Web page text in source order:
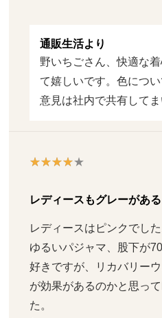
通販生活より
野いちごさん、快適な
て嬉しいです。色につ
意見は社内で共有してま
レディースもグレーがあ
レディースはピンクでした
ゆるいパジャマ、股下が
好きですが、リカバリー
が効果があるのかと思っ
た。